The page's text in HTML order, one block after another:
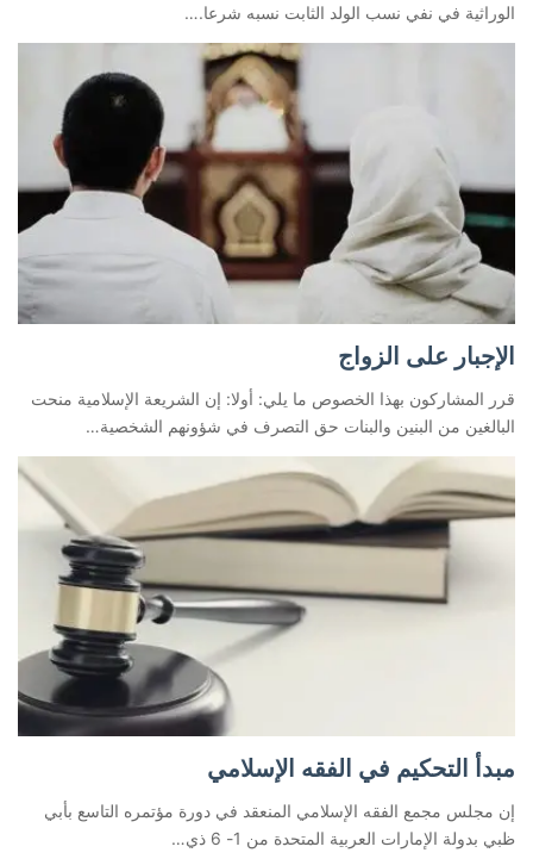
الوراثية في نفي نسب الولد الثابت نسبه شرعا.…
الإجبار على الزواج
قرر المشاركون بهذا الخصوص ما يلي: أولا: إن الشريعة الإسلامية منحت
البالغين من البنين والبنات حق التصرف في شؤونهم الشخصية…
مبدأ التحكيم في الفقه الإسلامي
إن مجلس مجمع الفقه الإسلامي المنعقد في دورة مؤتمره التاسع بأبي
ظبي بدولة الإمارات العربية المتحدة من 1- 6 ذي…